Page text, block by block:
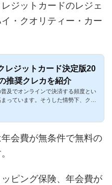
ジットカードのレジェ
・クオリティー・カー
レジットカード決定版20
推奨クレカを紹介
及でオンラインで決済する頻度とい
っています。そうした情勢下、クレ
会費が無条件で無料の
ピング保険、年会費が